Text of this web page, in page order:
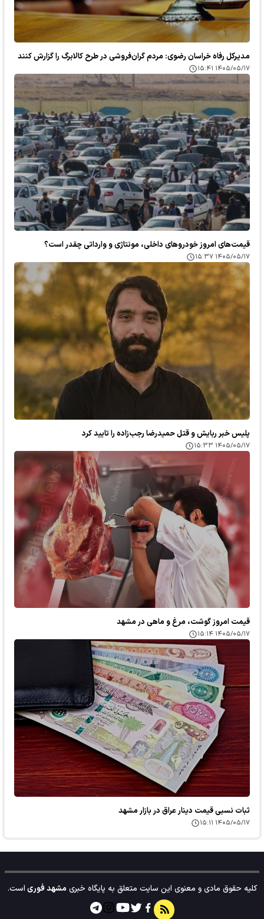
مدیرکل رفاه خراسان رضوی: مردم گران‌فروشی در طرح کالابرگ را گزارش کنند
۱۴۰۵/۰۵/۱۷ ۱۵:۴۱
قیمت‌های امروز خودرو‌های داخلی، مونتاژی و وارداتی چقدر است؟
۱۴۰۵/۰۵/۱۷ ۱۵:۳۷
پلیس خبر ربایش و قتل حمیدرضا رجب‌زاده را تایید کرد
۱۴۰۵/۰۵/۱۷ ۱۵:۳۳
قیمت امروز گوشت، مرغ و ماهی در مشهد
۱۴۰۵/۰۵/۱۷ ۱۵:۱۴
ثبات نسبی قیمت دینار عراق در بازار مشهد
۱۴۰۵/۰۵/۱۷ ۱۵:۱۱
کلیه حقوق مادی و معنوی این سایت متعلق به پایگاه خبریمشهد فوریاست.